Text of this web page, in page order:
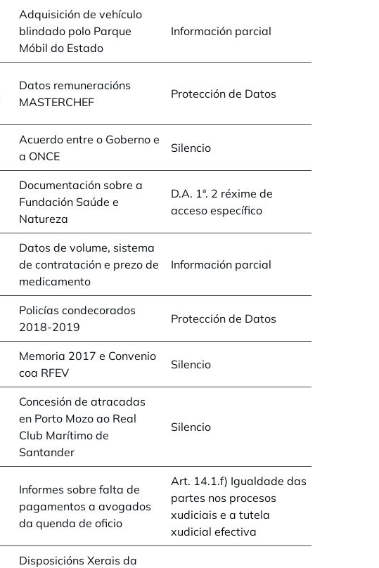
Adquisición de vehículo
blindado polo Parque
Móbil do Estado
Información parcial
Datos remuneracións
MASTERCHEF
Protección de Datos
Acuerdo entre o Goberno e
a ONCE
Silencio
Documentación sobre a
Fundación Saúde e
Natureza
D.A. 1ª. 2 réxime de
acceso específico
Datos de volume, sistema
de contratación e prezo de
medicamento
Información parcial
Policías condecorados
2018-2019
Protección de Datos
Memoria 2017 e Convenio
coa RFEV
Silencio
Concesión de atracadas
en Porto Mozo ao Real
Club Marítimo de
Santander
Silencio
Informes sobre falta de
pagamentos a avogados
da quenda de oficio
Art. 14.1.f) Igualdade das
partes nos procesos
xudiciais e a tutela
xudicial efectiva
Disposicións Xerais da